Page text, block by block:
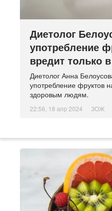
Диетолог
употребление
вредит только
Диетолог Анна
употребление фруктов
здоровым людям.
22:56, 18 апр 2024 ЗОЖ